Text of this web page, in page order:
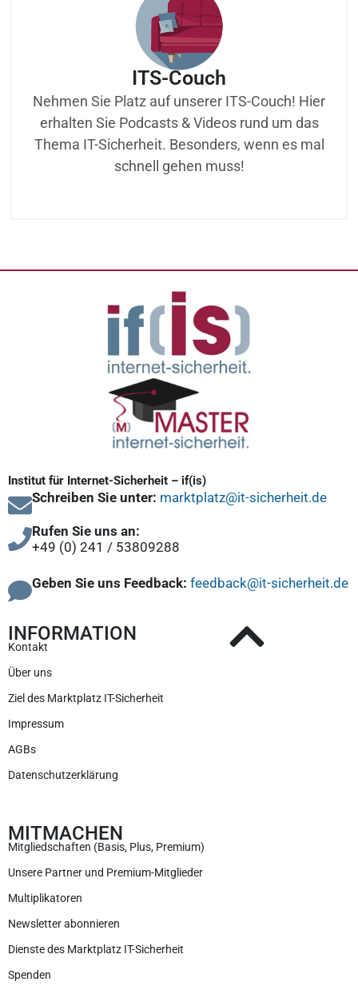
ITS-Couch
Nehmen Sie Platz auf unserer ITS-Couch! Hier
erhalten Sie Podcasts & Videos rund um das
Thema IT-Sicherheit. Besonders, wenn es mal
schnell gehen muss!
Institut für Internet-Sicherheit – if(is)
Schreiben Sie unter: marktplatz@it-sicherheit.de
Rufen Sie uns an:
+49 (0) 241 / 53809288
Geben Sie uns Feedback: feedback@it-sicherheit.de
INFORMATION
Kontakt
Über uns
Ziel des Marktplatz IT-Sicherheit
Impressum
AGBs
Datenschutzerklärung
MITMACHEN
Mitgliedschaften (Basis, Plus, Premium)
Unsere Partner und Premium-Mitglieder
Multiplikatoren
Newsletter abonnieren
Dienste des Marktplatz IT-Sicherheit
Spenden